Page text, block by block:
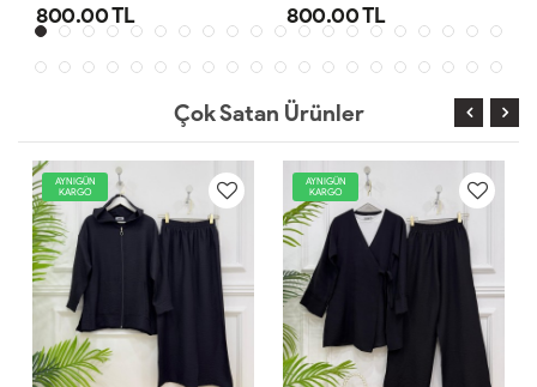
800.00 TL 800.00 TL
Çok Satan Ürünler
AYNIGÜN
KARGO
AYNIGÜN
KARGO